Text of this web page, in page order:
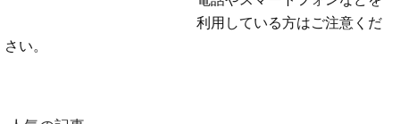
利用している方はご注意くだ
さい。